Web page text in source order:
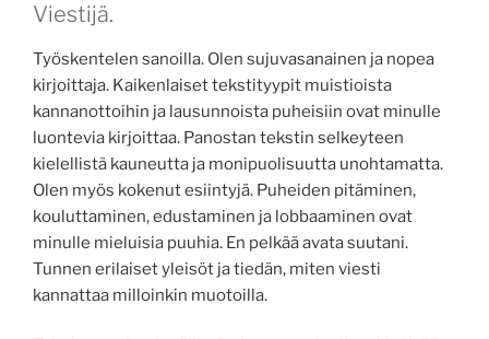
Viestijä.
Työskentelen sanoilla. Olen sujuvasanainen ja nopea
kirjoittaja. Kaikenlaiset tekstityypit muistioista
kannanottoihin ja lausunnoista puheisiin ovat minulle
luontevia kirjoittaa. Panostan tekstin selkeyteen
kielellistä kauneutta ja monipuolisuutta unohtamatta.
Olen myös kokenut esiintyjä. Puheiden pitäminen,
kouluttaminen, edustaminen ja lobbaaminen ovat
minulle mieluisia puuhia. En pelkää avata suutani.
Tunnen erilaiset yleisöt ja tiedän, miten viesti
kannattaa milloinkin muotoilla.